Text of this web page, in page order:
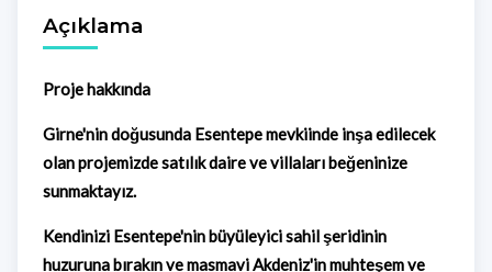
Açıklama
Proje hakkında
Girne'nin doğusunda Esentepe mevkiinde inşa edilecek
olan projemizde satılık daire ve villaları beğeninize
sunmaktayız.
Kendinizi Esentepe'nin büyüleyici sahil şeridinin
huzuruna bırakın ve masmavi Akdeniz'in muhteşem ve